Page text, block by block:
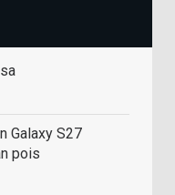
Galaxy S27
pois